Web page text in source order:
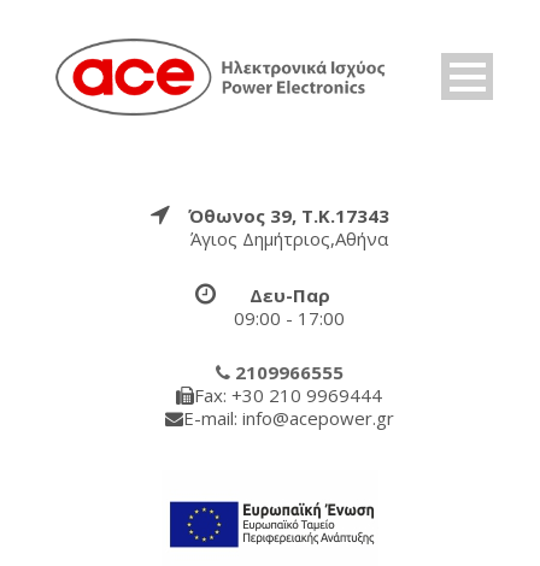
Όθωνος 39, Τ.Κ.17343
Άγιος Δημήτριος,Αθήνα
Δευ-Παρ
09:00 - 17:00
2109966555
Fax: +30 210 9969444
E-mail: info@acepower.gr